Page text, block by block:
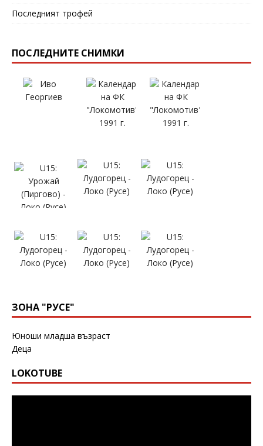
Последният трофей
ПОСЛЕДНИТЕ СНИМКИ
ЗОНА "РУСЕ"
Юноши младша възраст
Деца
LOKOTUBE